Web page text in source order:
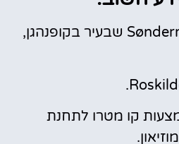
מוזיאון Cisterns in Søndermarken נמצא בפארק Søndermarken a שבעיר בקופנהגן,
קו מטרו לתחנת